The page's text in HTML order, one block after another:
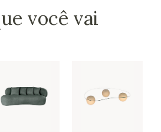
você vai